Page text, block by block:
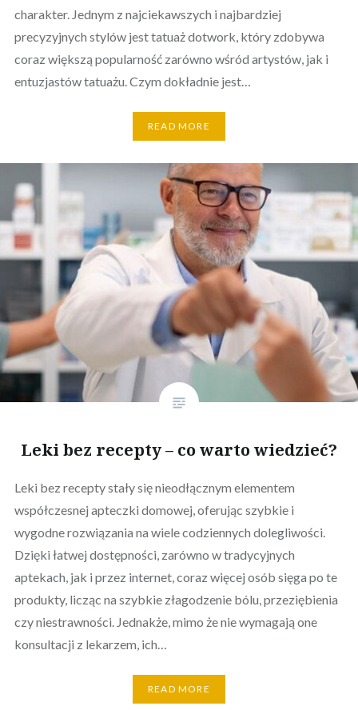
charakter. Jednym z najciekawszych i najbardziej
precyzyjnych stylów jest tatuaż dotwork, który zdobywa
coraz większą popularność zarówno wśród artystów, jak i
entuzjastów tatuażu. Czym dokładnie jest…
READ MORE
Leki bez recepty – co warto wiedzieć?
Leki bez recepty stały się nieodłącznym elementem
współczesnej apteczki domowej, oferując szybkie i
wygodne rozwiązania na wiele codziennych dolegliwości.
Dzięki łatwej dostępności, zarówno w tradycyjnych
aptekach, jak i przez internet, coraz więcej osób sięga po te
produkty, licząc na szybkie złagodzenie bólu, przeziębienia
czy niestrawności. Jednakże, mimo że nie wymagają one
konsultacji z lekarzem, ich…
READ MORE